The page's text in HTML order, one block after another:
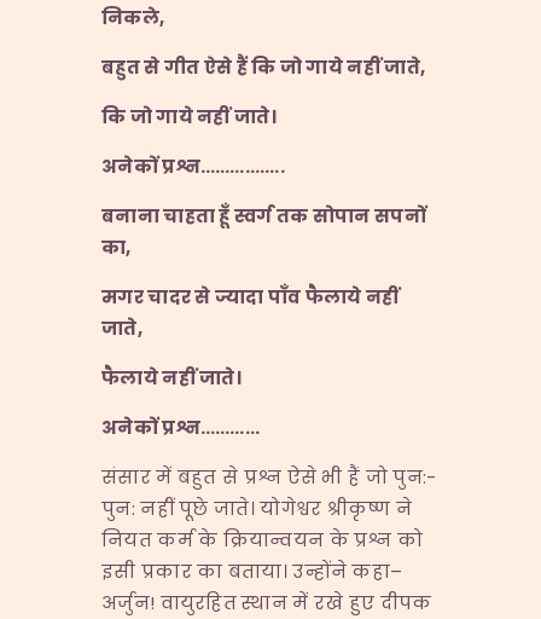
निकले,
बहुत से गीत ऐसे हैं कि जो गाये नहीं जाते,
कि जो गाये नहीं जाते।
अनेकों प्रश्न……………..
बनाना चाहता हूँ स्वर्ग तक सोपान सपनों
का,
मगर चादर से ज्यादा पाँव फैलाये नहीं
जाते,
फैलाये नहीं जाते।
अनेकों प्रश्न…………
संसार में बहुत से प्रश्न ऐसे भी हैं जो पुन:-
पुन: नहीं पूछे जाते। योगेश्वर श्रीकृष्ण ने
नियत कर्म के क्रियान्वयन के प्रश्न को
इसी प्रकार का बताया। उन्होंने कहा–
अर्जुन! वायुरहित स्थान में रखे हुए दीपक